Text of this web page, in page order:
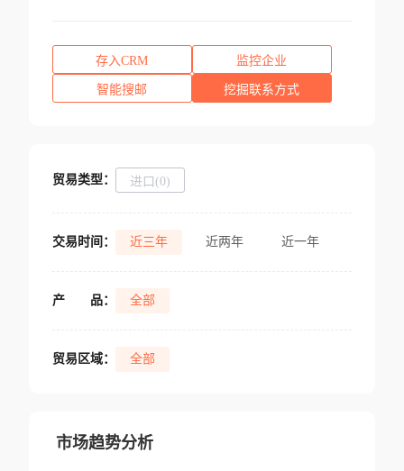
存入CRM 监控企业
智能搜邮 挖掘联系方式
贸易类型： 进口(0)
交易时间： 近三年 近两年 近一年
产 品： 全部
贸易区域： 全部
市场趋势分析